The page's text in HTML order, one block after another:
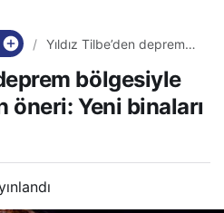
Yıldız Tilbe’den deprem
çeken öneri: Yeni binaları
Japonlar yapsın
bölgesiyle
Yeni binaları